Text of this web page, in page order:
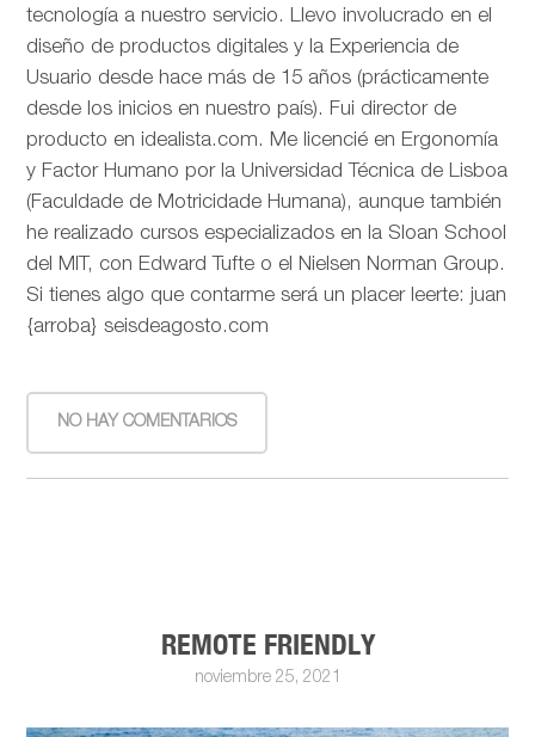
tecnología a nuestro servicio. Llevo involucrado en el
diseño de productos digitales y la Experiencia de
Usuario desde hace más de 15 años (prácticamente
desde los inicios en nuestro país). Fui director de
producto en idealista.com. Me licencié en Ergonomía
y Factor Humano por la Universidad Técnica de Lisboa
(Faculdade de Motricidade Humana), aunque también
he realizado cursos especializados en la Sloan School
del MIT, con Edward Tufte o el Nielsen Norman Group.
Si tienes algo que contarme será un placer leerte: juan
{arroba} seisdeagosto.com
NO HAY COMENTARIOS
REMOTE FRIENDLY
noviembre 25, 2021